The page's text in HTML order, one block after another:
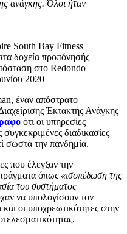
ανάγκης. Όλοι ήταν
South Bay Fitness
δοχεία προπόνησής
στο Redondo
2020
έναν απόστρατο
Έκτακτης Ανάγκης
ότι οι υπηρεσίες
συγκεκριμένες διαδικασίες
σωστά την πανδημία.
που έλεγξαν την
όπως «ισοπέδωση της
του συστήματος
να υπολογίσουν τον
οι υποχρεωτικότητες στην